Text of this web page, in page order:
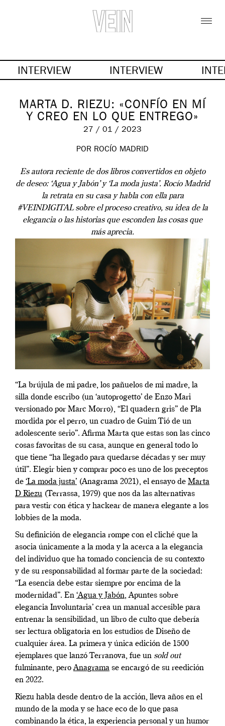
INTERVIEW INTERVIEW
MARTA D. RIEZU: «CONFÍO EN MÍ
Y CREO EN LO QUE ENTREGO»
27 / 01 / 2023
POR ROCÍO MADRID
Es autora reciente de dos libros convertidos en objeto
de deseo: ‘Agua y Jabón’ y ‘La moda justa’. Rocío Madrid
la retrata en su casa y habla con ella para
#VEINDIGITAL sobre el proceso creativo, su idea de la
elegancia o las historias que esconden las cosas que
más aprecia.
“La brújula de mi padre, los pañuelos de mi madre, la
silla donde escribo (un ‘autoprogetto’ de Enzo Mari
versionado por Marc Morro), “El quadern gris” de Pla
mordida por el perro, un cuadro de Guim Tió de un
adolescente serio”. Afirma Marta que estas son las cinco
cosas favoritas de su casa, aunque en general todo lo
que tiene “ha llegado para quedarse décadas y ser muy
útil”. Elegir bien y comprar poco es uno de los preceptos
de ‘La moda justa’ (Anagrama 2021), el ensayo de Marta
D Riezu (Terrassa, 1979) que nos da las alternativas
para vestir con ética y hackear de manera elegante a los
lobbies de la moda.
Su definición de elegancia rompe con el cliché que la
asocia únicamente a la moda y la acerca a la elegancia
del individuo que ha tomado conciencia de su contexto
y de su responsabilidad al formar parte de la sociedad:
“La esencia debe estar siempre por encima de la
modernidad”. En ‘Agua y Jabón, Apuntes sobre
elegancia Involuntaria’ crea un manual accesible para
entrenar la sensibilidad, un libro de culto que debería
ser lectura obligatoria en los estudios de Diseño de
cualquier área. La primera y única edición de 1500
ejemplares que lanzó Terranova, fue un sold out
fulminante, peroAnagrama se encargó de su reedición
en 2022.
Riezu habla desde dentro de la acción, lleva años en el
mundo de la moda y se hace eco de lo que pasa
combinando la ética, la experiencia personal y un humor